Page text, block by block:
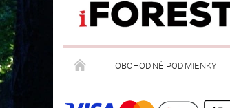
OBCHODNÉ PODMIENKY